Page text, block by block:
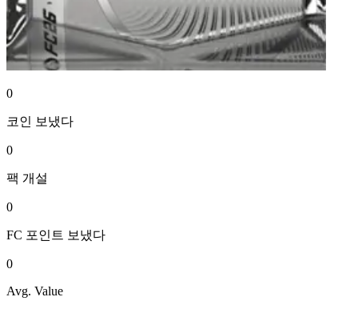
0
코인 보냈다
0
팩 개설
0
FC 포인트 보냈다
0
Avg. Value